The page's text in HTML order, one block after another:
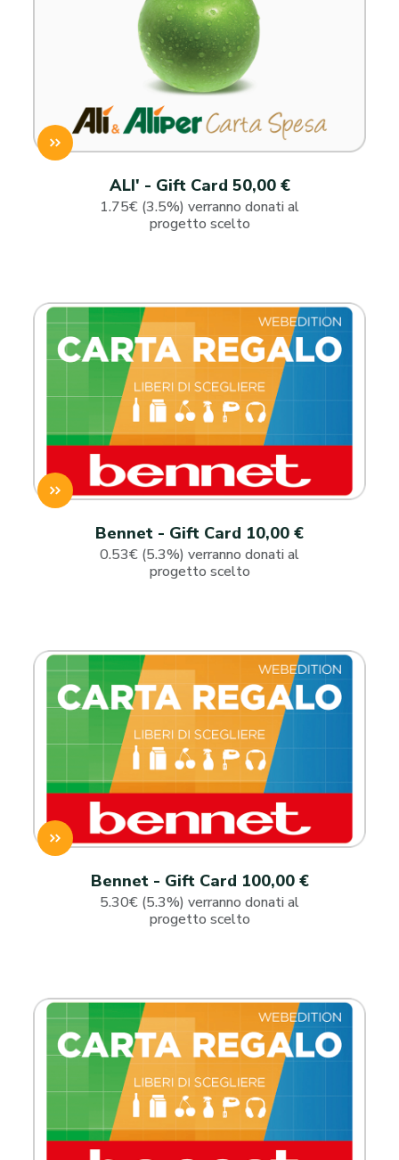
ALI' - Gift Card 50,00 €
1.75€ (3.5%) verranno donati al
progetto scelto
Bennet - Gift Card 10,00 €
0.53€ (5.3%) verranno donati al
progetto scelto
Bennet - Gift Card 100,00 €
5.30€ (5.3%) verranno donati al
progetto scelto